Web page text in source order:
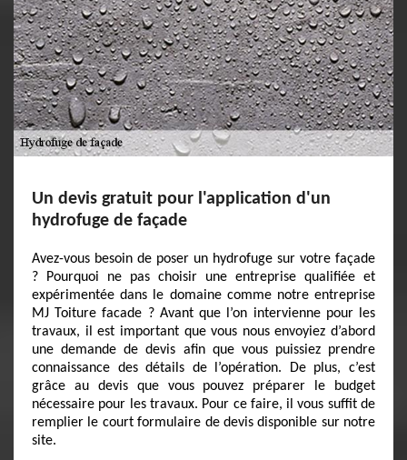
Un devis gratuit pour l'application d'un
hydrofuge de façade
Avez-vous besoin de poser un hydrofuge sur votre façade
? Pourquoi ne pas choisir une entreprise qualifiée et
expérimentée dans le domaine comme notre entreprise
MJ Toiture facade ? Avant que l’on intervienne pour les
travaux, il est important que vous nous envoyiez d’abord
une demande de devis afin que vous puissiez prendre
connaissance des détails de l’opération. De plus, c’est
grâce au devis que vous pouvez préparer le budget
nécessaire pour les travaux. Pour ce faire, il vous suffit de
remplier le court formulaire de devis disponible sur notre
site.